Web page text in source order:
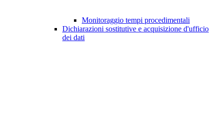
Monitoraggio tempi procedimentali
Dichiarazioni sostitutive e acquisizione d'ufficio
dei dati